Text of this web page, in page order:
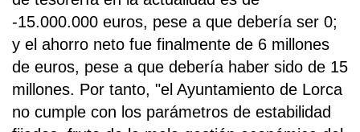
-15.000.000 euros, pese a que debería ser 0;
y el ahorro neto fue finalmente de 6 millones
de euros, pese a que debería haber sido de 15
millones. Por tanto, "el Ayuntamiento de Lorca
no cumple con los parámetros de estabilidad